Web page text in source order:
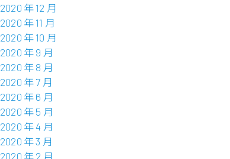
2020 年 12 月
2020 年 11 月
2020 年 10 月
2020 年 9 月
2020 年 8 月
2020 年 7 月
2020 年 6 月
2020 年 5 月
2020 年 4 月
2020 年 3 月
2020 年 2 月